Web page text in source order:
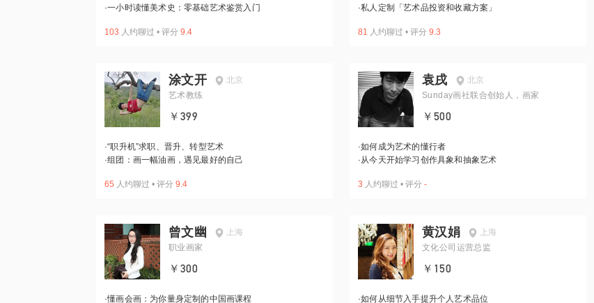
·一小时读懂美术史：零基础艺术鉴赏入门
103 人约聊过 • 评分 9.4
·私人定制「艺术品投资和收藏方案」
81 人约聊过 • 评分 9.3
涂文开
北京
艺术教练
￥399
·“职升机”求职、晋升、转型艺术
·组团：画一幅油画，遇见最好的自己
65 人约聊过 • 评分 9.4
袁戌
北京
Sunday画社联合创始人，画家
￥500
·如何成为艺术的懂行者
·从今天开始学习创作具象和抽象艺术
3 人约聊过 • 评分 -
曾文幽
上海
职业画家
￥300
·懂画会画：为你量身定制的中国画课程
黄汉娟
上海
文化公司运营总监
￥150
·如何从细节入手提升个人艺术品位